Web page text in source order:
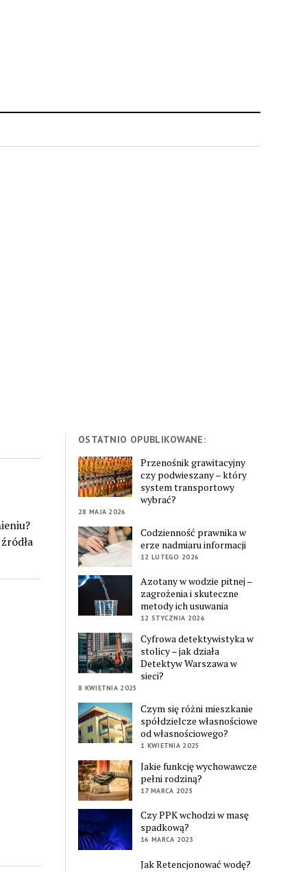
OSTATNIO OPUBLIKOWANE:
Przenośnik grawitacyjny
czy podwieszany – który
system transportowy
wybrać?
28 MAJA 2026
Codzienność prawnika w
erze nadmiaru informacji
12 LUTEGO 2026
Azotany w wodzie pitnej –
zagrożenia i skuteczne
metody ich usuwania
12 STYCZNIA 2026
Cyfrowa detektywistyka w
stolicy – jak działa
Detektyw Warszawa w
sieci?
8 KWIETNIA 2025
Czym się różni mieszkanie
spółdzielcze własnościowe
od własnościowego?
1 KWIETNIA 2025
Jakie funkcję wychowawcze
pełni rodziną?
17 MARCA 2025
Czy PPK wchodzi w masę
spadkową?
16 MARCA 2025
Jak Retencjonować wodę?